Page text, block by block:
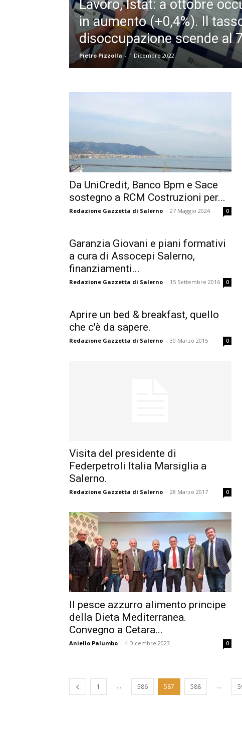
Lavoro, Istat: a ottobre
in aumento (+0,4%). Il
disoccupazione scende al
Pietro Pizzolla - 1 Dicembre 2022
Da UniCredit, Banco Bpm e Sace
sostegno a RCM Costruzioni per...
Redazione Gazzetta di Salerno - 27 Maggio 2024 0
Garanzia Giovani e piani formativi
a cura di Assocepi Salerno,
finanziamenti...
Redazione Gazzetta di Salerno - 15 Settembre 2016 0
Aprire un bed & breakfast, quello
che c'è da sapere.
Redazione Gazzetta di Salerno - 30 Marzo 2015 0
Visita del presidente di
Federpetroli Italia Marsiglia a
Salerno.
Redazione Gazzetta di Salerno - 28 Marzo 2017 0
Il pesce azzurro alimento principe
della Dieta Mediterranea.
Convegno a Cetara...
Aniello Palumbo - 4 Dicembre 2023 0
1 ... 586 587 588 ...